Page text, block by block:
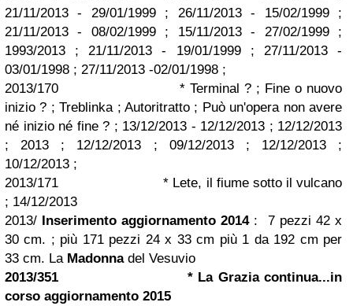
21/11/2013 - 29/01/1999 ; 26/11/2013 - 15/02/1999 ;
21/11/2013 - 08/02/1999 ; 15/11/2013 - 27/02/1999 ;
1993/2013 ; 21/11/2013 - 19/01/1999 ; 27/11/2013 -
03/01/1998 ; 27/11/2013 -02/01/1998 ;
2013/170 * Terminal ? ; Fine o nuovo
inizio ? ; Treblinka ; Autoritratto ; Può un'opera non avere
né inizio né fine ? ; 13/12/2013 - 12/12/2013 ; 12/12/2013
; 2013 ; 12/12/2013 ; 09/12/2013 ; 12/12/2013 ;
10/12/2013 ;
2013/171 * Lete, il fiume sotto il vulcano
; 14/12/2013
2013/ Inserimento aggiornamento 2014: 7 pezzi 42 x
30 cm. ; più 171 pezzi 24 x 33 cm più 1 da 192 cm per
33 cm. La Madonnadel Vesuvio
2013/351 * La Grazia continua...in
corso aggiornamento 2015